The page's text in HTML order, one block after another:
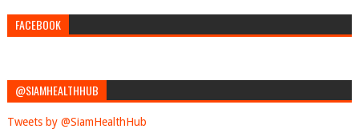
FACEBOOK
@SIAMHEALTHHUB
Tweets by @SiamHealthHub